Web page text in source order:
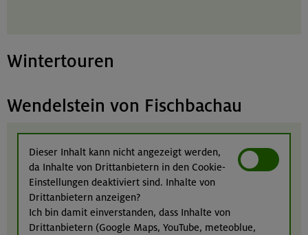
Wintertouren
Wendelstein von Fischbachau
Dieser Inhalt kann nicht angezeigt werden,
da Inhalte von Drittanbietern in den Cookie-
Einstellungen deaktiviert sind. Inhalte von
Drittanbietern anzeigen?
Ich bin damit einverstanden, dass Inhalte von
Drittanbietern (Google Maps, YouTube, meteoblue,